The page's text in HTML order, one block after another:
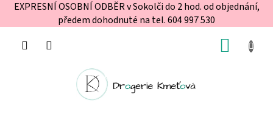
EXPRESNÍ OSOBNÍ ODBĚR v Sokolči do 2 hod. od objednání,
předem dohodnuté na tel. 604 997 530